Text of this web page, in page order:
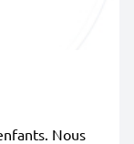
Nous